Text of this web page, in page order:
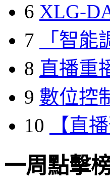
6 XLG-
7
「智
8 直播重
9 數位控
10
【直
一周點擊